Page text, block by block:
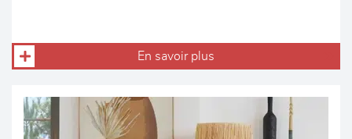
En savoir plus